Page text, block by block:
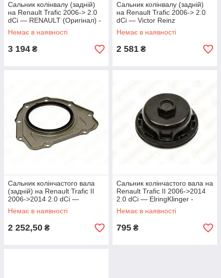
Сальник колінвалу (задній)
на Renault Trafic 2006-> 2.0
dCi — RENAULT (Оригінал) -
122975635R
Немає в наявності
3 194 ₴
Сальник колінвалу (задній)
на Renault Trafic 2006-> 2.0
dCi — Victor Reinz
(Німеччина) - 81-90051-00
Немає в наявності
2 581 ₴
Сальник колінчастого вала
(задній) на Renault Trafic II
2006->2014 2.0 dCi —
Corteco - CO19036732B
Немає в наявності
2 252,50 ₴
Сальник колінчастого вала на
Renault Trafic II 2006->2014
2.0 dCi — ElringKlinger -
EL260320
Немає в наявності
795 ₴